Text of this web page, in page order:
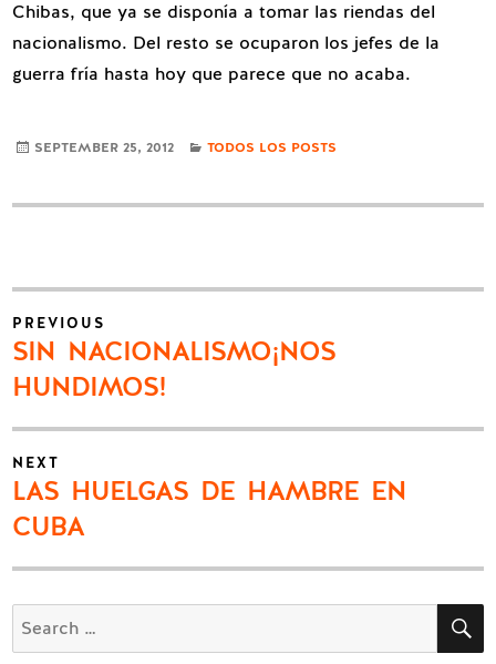
Chibas, que ya se disponía a tomar las riendas del
nacionalismo. Del resto se ocuparon los jefes de la
guerra fría hasta hoy que parece que no acaba.
SEPTEMBER 25, 2012 CATEGORIES
TODOS LOS POSTS
Post
navigation
PREVIOUS
Previous
SIN NACIONALISMO¡NOS
HUNDIMOS!
NEXT
Next
LAS HUELGAS DE HAMBRE EN
CUBA
Search
for: